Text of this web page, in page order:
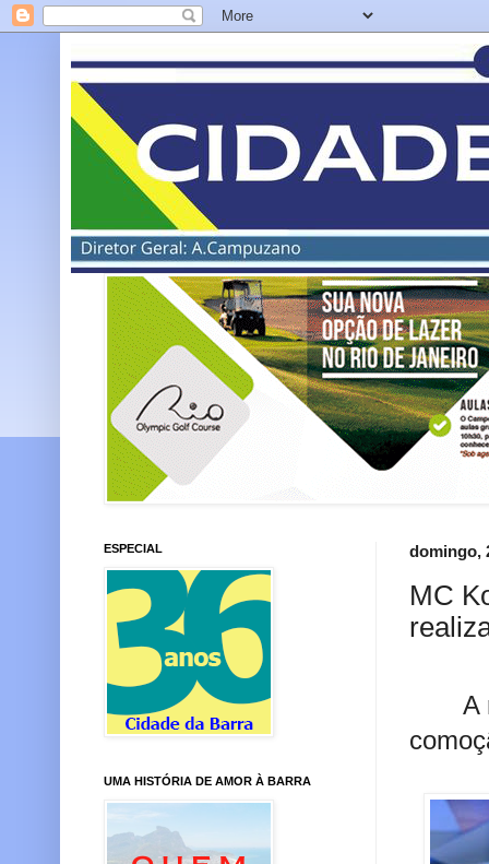
domingo,
MC
A
ESPECIAL
UMA HISTÓRIA DE AMOR À BARRA